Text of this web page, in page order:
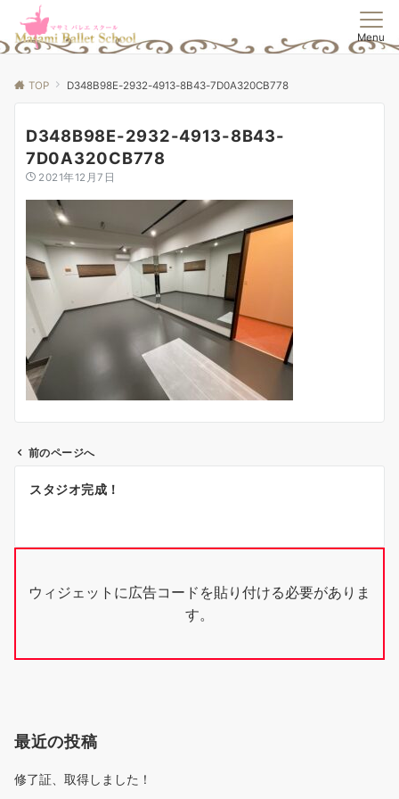
Menu
TOP D348B98E-2932-4913-8B43-7D0A320CB778
D348B98E-2932-4913-8B43-
7D0A320CB778
2021年12月7日
投
ゲ
シ
前のページへ
スタジオ完成！
ウィジェットに広告コードを貼り付ける必要がありま
す。
最近の投稿
修了証、取得しました！